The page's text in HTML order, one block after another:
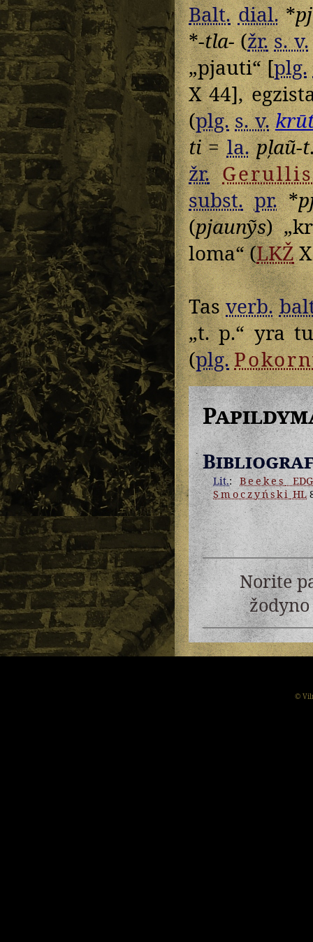
Balt. dial.*
*-tla-(žr. s. v.
„pjauti“ [plg.
X 44],
(plg. s. v.
ti=la. pļaũ-t
žr. Gerullis
subst. pr.*
(pjaunỹs)
loma“ (LKŽ
Tasverb.
„t. p.“ yra
(plg.
Lit.:BeekesEDG
SmoczyńskiHL
Norite
©